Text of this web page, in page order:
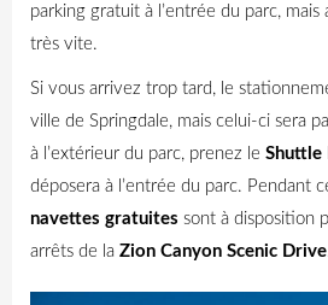
parking gratuit à l’entrée du parc,
très vite.
Si vous arrivez trop tard, le
ville de Springdale, mais celui-ci sera
à l’extérieur du parc, prenez le Shuttle
déposera à l’entrée du parc. Pendant
navettes gratuites sont à disposition
arrêts de la Zion Canyon Scenic Drive